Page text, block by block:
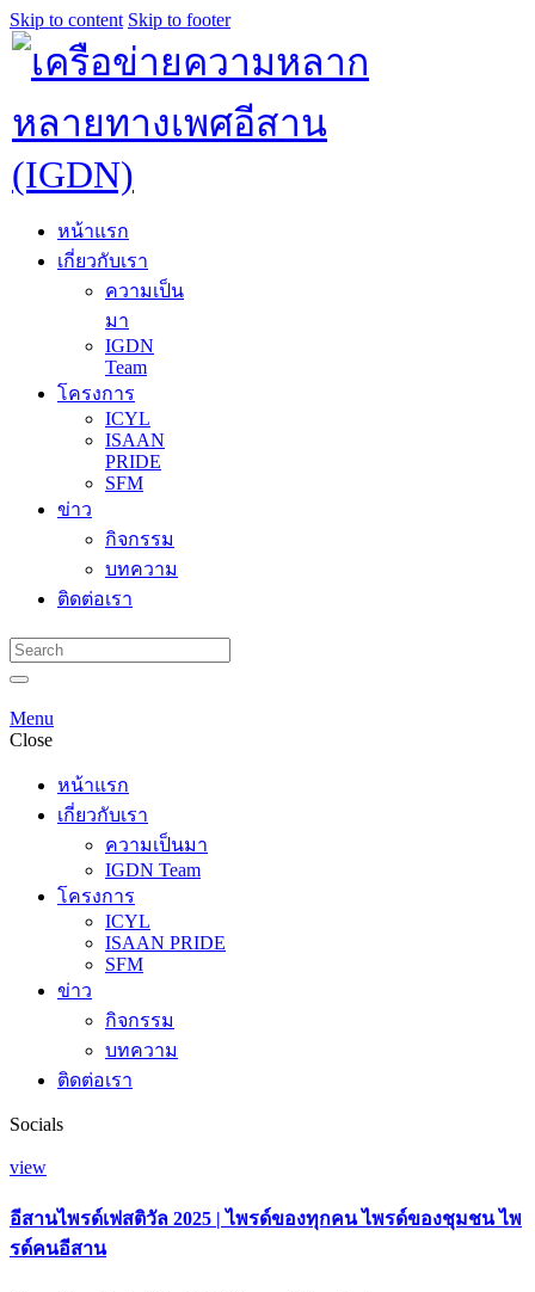
Skip to content Skip to footer
หน้าแรก
เกี่ยวกับเรา
ความเป็น
มา
IGDN
Team
โครงการ
ICYL
ISAAN
PRIDE
SFM
ข่าว
กิจกรรม
บทความ
ติดต่อเรา
Menu
Close
หน้าแรก
เกี่ยวกับเรา
ความเป็นมา
IGDN Team
โครงการ
ICYL
ISAAN PRIDE
SFM
ข่าว
กิจกรรม
บทความ
ติดต่อเรา
Socials
view
อีสานไพรด์เฟสติวัล 2025 | ไพรด์ของทุกคน ไพรด์ของชุมชน ไพ
รด์คนอีสาน